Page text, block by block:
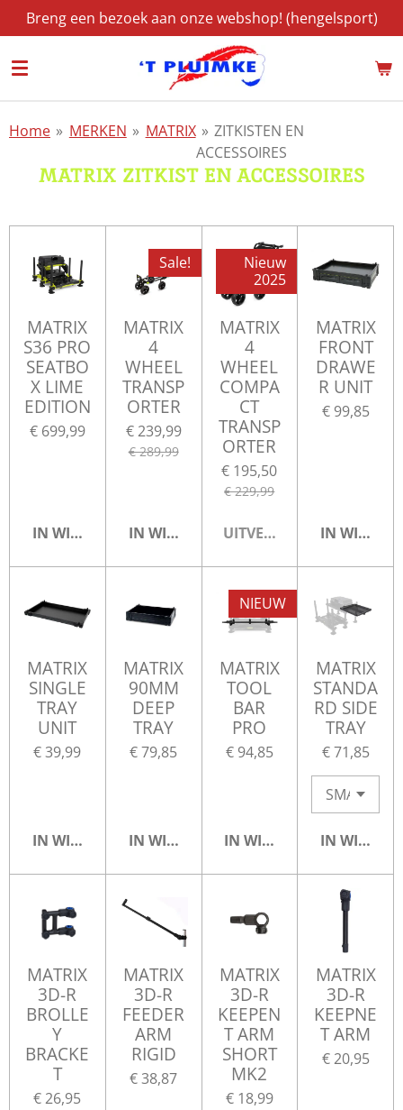
direct
naar
Breng een bezoek aan onze webshop! (hengelsport)
Home » MERKEN » MATRIX » ZITKISTEN EN
ACCESSOIRES
MATRIX ZITKIST EN ACCESSOIRES
MATRIX
S36 PRO
SEATBO
X LIME
EDITION
€ 699,99
IN WINKELWAGEN
Sale!
MATRIX
4
WHEEL
TRANSP
ORTER
€ 239,99
€ 289,99
IN WINKELWAGEN
Nieuw
2025
MATRIX
4
WHEEL
COMPA
CT
TRANSP
ORTER
€ 195,50
€ 229,99
UITVERKOCHT
MATRIX
FRONT
DRAWE
R UNIT
€ 99,85
IN
MATRIX
SINGLE
TRAY
UNIT
€ 39,99
IN WINKELWAGEN
MATRIX
90MM
DEEP
TRAY
€ 79,85
IN WINKELWAGEN
NIEUW
MATRIX
TOOL
BAR
PRO
€ 94,85
IN WINKELWAGEN
MATRIX
STANDA
RD SIDE
TRAY
€ 71,85
IN
MATRIX
3D-R
BROLLE
Y
BRACKE
T
€ 26,95
MATRIX
3D-R
FEEDER
ARM
RIGID
€ 38,87
MATRIX
3D-R
KEEPEN
T ARM
SHORT
MK2
€ 18,99
MATRIX
3D-R
KEEPNE
T ARM
€ 20,95